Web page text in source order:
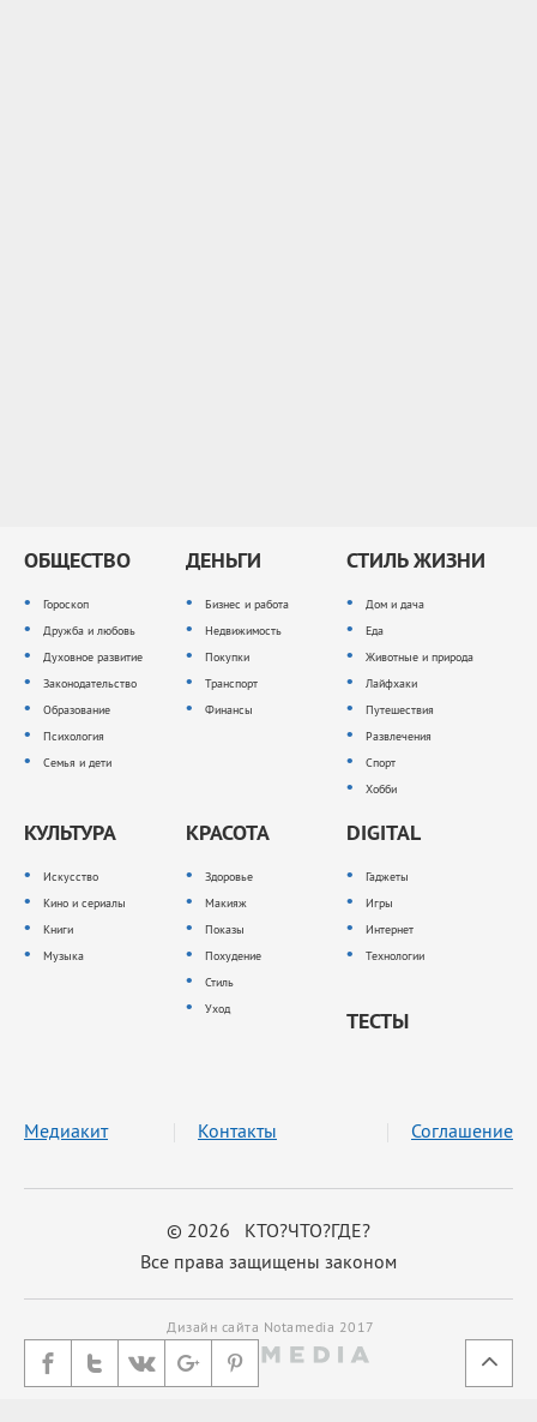
ОБЩЕСТВО
Гороскоп
Дружба и любовь
Духовное развитие
Законодательство
Образование
Психология
Семья и дети
ДЕНЬГИ
Бизнес и работа
Недвижимость
Покупки
Транспорт
Финансы
СТИЛЬ ЖИЗНИ
Дом и дача
Еда
Животные и природа
Лайфхаки
Путешествия
Развлечения
Спорт
Хобби
КУЛЬТУРА
Искусство
Кино и сериалы
Книги
Музыка
КРАСОТА
Здоровье
Макияж
Показы
Похудение
Стиль
Уход
DIGITAL
Гаджеты
Игры
Интернет
Технологии
ТЕСТЫ
© 2026 КТО?ЧТО?ГДЕ?
Все права защищены законом
Медиакит Контакты Соглашение
Дизайн сайта Notamedia 2017